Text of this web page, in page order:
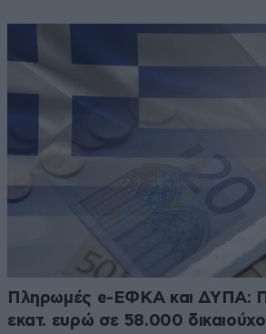
Πληρωμές e-ΕΦΚΑ και ΔΥΠΑ:
εκατ. ευρώ σε 58.000